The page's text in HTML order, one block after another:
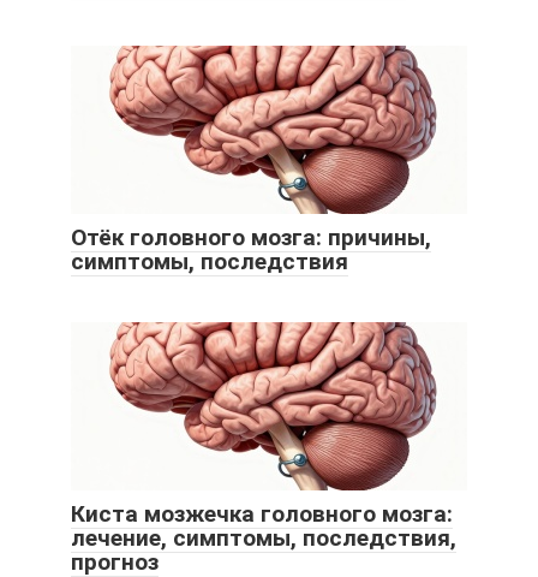
Отёк головного мозга: причины,
симптомы, последствия
Киста мозжечка головного мозга:
лечение, симптомы, последствия,
прогноз